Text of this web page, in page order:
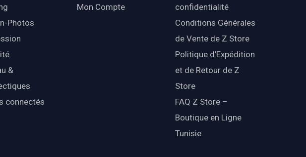
Photos
&
connectés
Mon Compte
confidentialité
Conditions Générales
de Vente de Z Store
Politique d’Expédition
et de Retour de Z
Store
FAQ Z Store –
Boutique en Ligne
Tunisie